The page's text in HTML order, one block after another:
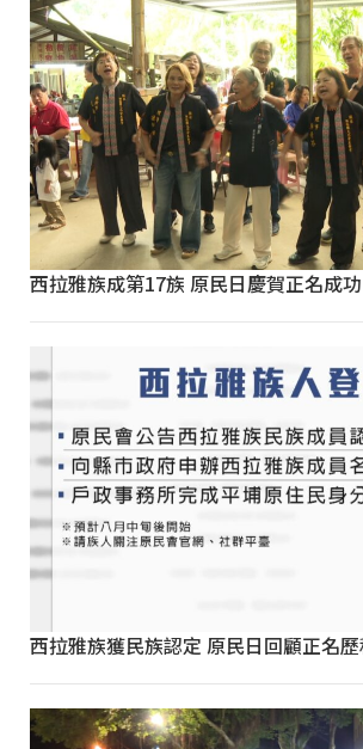
西拉雅族成第17族 原民日慶賀正名成功
西拉雅族獲民族認定 原民日回顧正名